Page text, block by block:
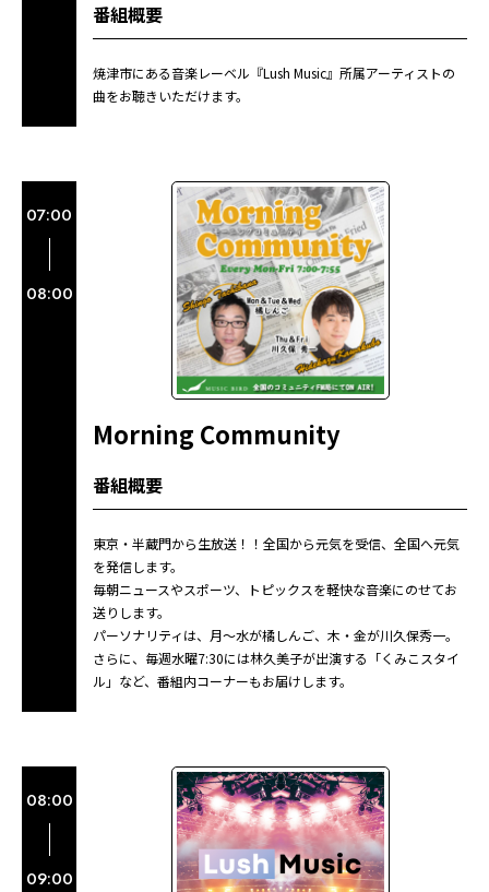
番組概要
焼津市にある音楽レーベル『Lush Music』所属アーティストの
曲をお聴きいただけます。
07:00
08:00
Morning Community
番組概要
東京・半蔵門から生放送！！全国から元気を受信、全国へ元気
を発信します。
毎朝ニュースやスポーツ、トピックスを軽快な音楽にのせてお
送りします。
パーソナリティは、月～水が橘しんご、木・金が川久保秀一。
さらに、毎週水曜7:30には林久美子が出演する「くみこスタイ
ル」など、番組内コーナーもお届けします。
08:00
09:00